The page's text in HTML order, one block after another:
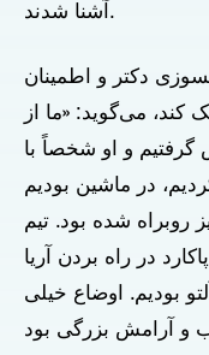
آشنا شدند.
دکتر و اطمینان
کند، می‌گوید: «ما از
و او شخصاً با
در ماشین بودیم
روبراه شده بود. تیم
در راه بردن آریا
بودیم. اوضاع خیلی